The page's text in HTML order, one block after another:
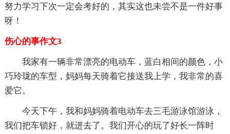
努力学习下次一定会考好的，其实这也未尝不是一件好事
呀！
伤心的事作文3
我家有一辆非常漂亮的电动车，蓝白相间的颜色，小
巧玲珑的车型，妈妈每天骑着它接送我上学，我非常的喜
爱它。
今天下午，我和妈妈骑着电动车去三毛游泳馆游泳，
我们把车锁好，就进去了。我们开心的玩了好长一阵时